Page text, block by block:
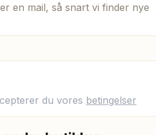
en mail, så snart vi finder nye
du vores betingelser